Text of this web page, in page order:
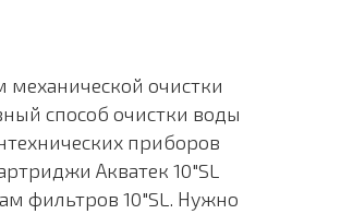
очистки
способ очистки воды
приборов
Акватек 10"SL
фильтров 10"SL. Нужно